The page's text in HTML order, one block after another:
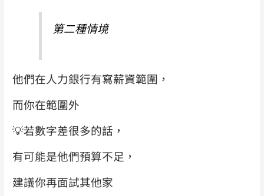
第二種情境
他們在人力銀行有寫薪資範圍，
而你在範圍外
💡若數字差很多的話，
有可能是他們預算不足，
建議你再面試其他家